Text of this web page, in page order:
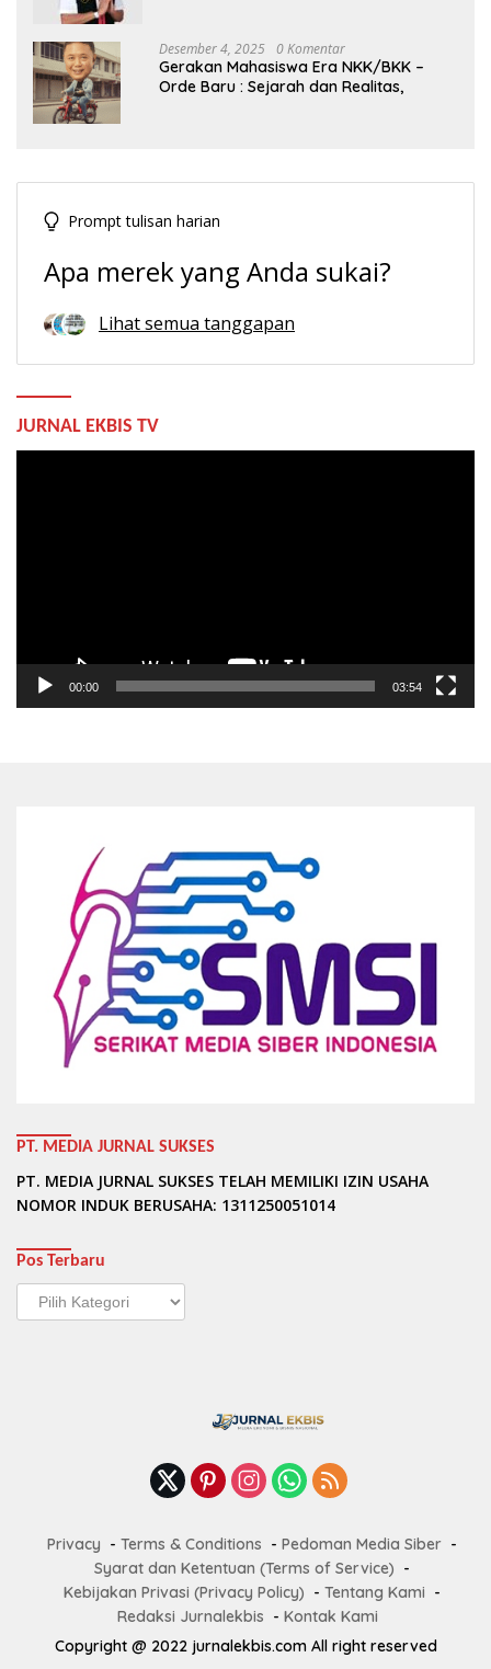
Desember 4, 2025 0 Komentar
Gerakan Mahasiswa Era NKK/BKK –
Orde Baru : Sejarah dan Realitas,
Prompt tulisan harian
Apa merek yang Anda sukai?
Lihat semua tanggapan
JURNAL EKBIS TV
00:00 03:54
PT. MEDIA JURNAL SUKSES
PT. MEDIA JURNAL SUKSES TELAH MEMILIKI IZIN USAHA
NOMOR INDUK BERUSAHA: 1311250051014
Pos Terbaru
Pos
Terbaru
Privacy Terms & Conditions
Pedoman Media Siber
Syarat dan Ketentuan (Terms of Service)
Kebijakan Privasi (Privacy Policy)
Tentang Kami
Redaksi Jurnalekbis
Kontak Kami
Copyright @ 2022 jurnalekbis.com All right reserved